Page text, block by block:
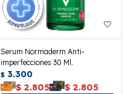
Serum Normaderm Anti-
imperfecciones 30 Ml.
$ 3.300
$ 2.805 $ 2.805